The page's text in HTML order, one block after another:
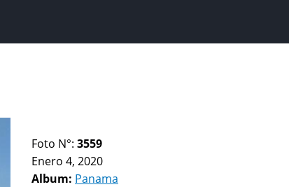
Foto N°: 3559
Enero 4, 2020
Album: Panama